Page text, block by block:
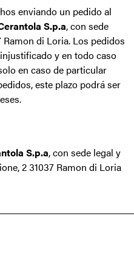
enviando un pedido al
S.p.a, con sede
Ramon di Loria. Los pedidos
y en todo caso
en caso de particular
este plazo podrá ser
S.p.a, con sede legal y
2 31037 Ramon di Loria